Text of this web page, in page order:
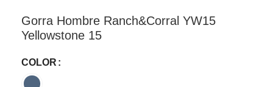
Gorra Hombre Ranch&Corral YW15
Yellowstone 15
COLOR